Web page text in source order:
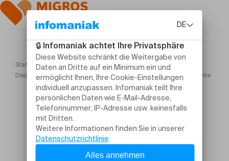
Startseite
Deux chœurs, une voix Chœur des Trois Chêne – Belle Terre Chante